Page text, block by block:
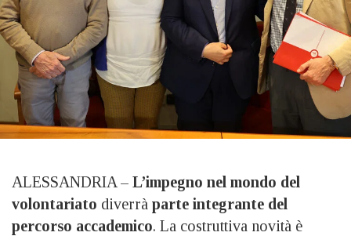
ALESSANDRIA – L’impegno nel mondo del
volontariato diverrà parte integrante del
percorso accademico. La costruttiva novità è